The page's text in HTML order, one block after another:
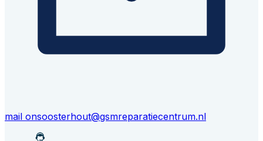
mail onsoosterhout@gsmreparatiecentrum.nl